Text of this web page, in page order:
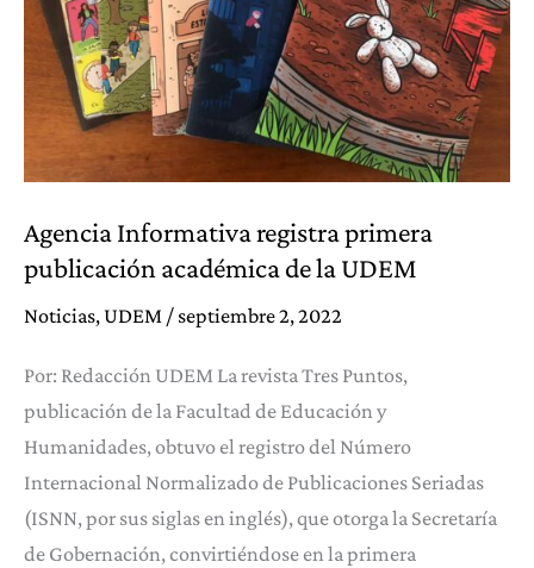
Agencia Informativa registra primera
publicación académica de la UDEM
Noticias, UDEM / septiembre 2, 2022
Por: Redacción UDEM La revista Tres Puntos,
publicación de la Facultad de Educación y
Humanidades, obtuvo el registro del Número
Internacional Normalizado de Publicaciones Seriadas
(ISNN, por sus siglas en inglés), que otorga la Secretaría
de Gobernación, convirtiéndose en la primera